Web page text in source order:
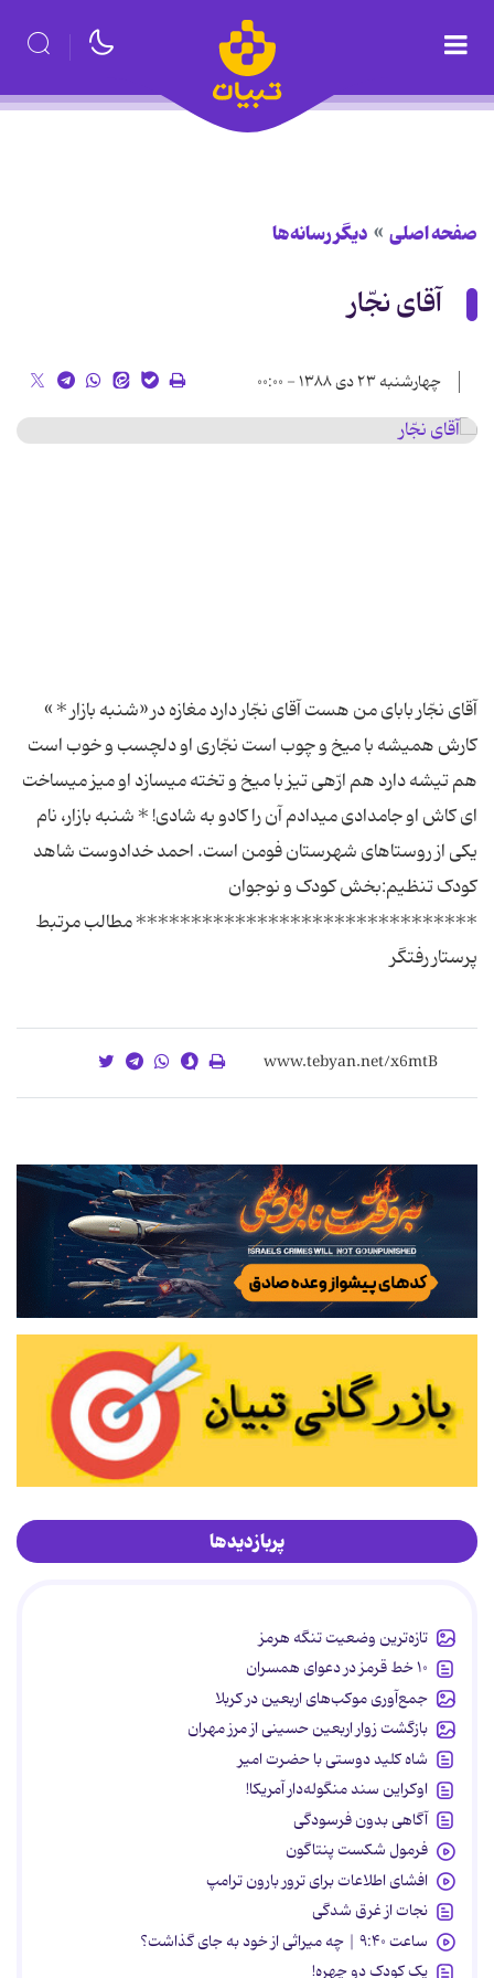
صفحه اصلی دیگر رسانه‌ها
آقای نجّار
چهارشنبه ۲۳ دی ۱۳۸۸ - ۰۰:۰۰
آقای نجّار بابای من هست آقای نجّار دارد مغازه در «شنبه بازار * »
کارش همیشه با میخ و چوب است نجّاری او دلچسب و خوب است
هم تیشه دارد هم ارّه‏ی تیز با میخ و تخته می‏سازد او میز می‏ساخت
ای کاش او جامدادی می‏دادم آن را کادو به شادی! * شنبه بازار، نام
یکی از روستاهای شهرستان فومن است. احمد خدادوست شاهد
کودک تنظیم:بخش کودک و نوجوان
******************************* مطالب مرتبط
پرستار رفتگر
پربازدیدها
تازه‌ترین وضعیت تنگه هرمز
۱۰ خط قرمز در دعوای همسران
جمع‌آوری موکب‌های اربعین در کربلا
بازگشت زوار اربعین حسینی از مرز مهران
شاه کلید دوستی با حضرت امیر
اوکراین سند منگوله‌دار آمریکا!
آگاهی بدون فرسودگی
فرمول شکست پنتاگون
افشای اطلاعات برای ترور بارون ترامپ
نجات از غرق شدگی
ساعت ۹:۴۰ | چه میراثی از خود به جای گذاشت؟
یک کودک دو چهره!